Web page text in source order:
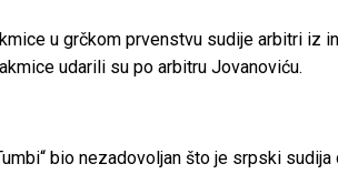
u grčkom prvenstvu sudije arbitri
udarili su po arbitru Jovanoviću.
bio nezadovoljan što je srpski